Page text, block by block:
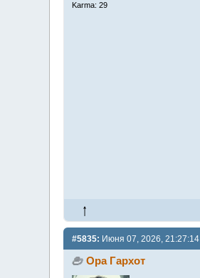
Karma: 29
#5835: Июня 07, 2026, 21:27:14
Ора Гархот